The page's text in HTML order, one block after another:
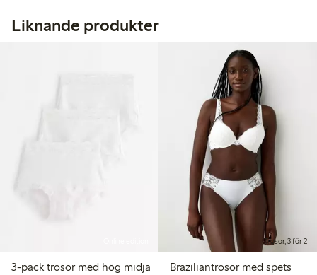
Liknande produkter
3-pack trosor med hög midja
Trosor, 3 för 2
Braziliantrosor med spets